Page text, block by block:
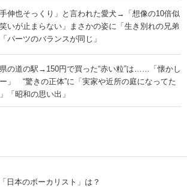
手伸也そっくり」と言われた愛犬→「想像の10倍似
いが止まらない」まさかの姿に「生き別れの兄弟
パーツのバランスが同じ」
の道の駅→150円で買った“赤い粒”は……「懐かし
」 “驚きの正体”に「実家や近所の庭になってた
「昭和の思い出」
日本のボーカリスト」は？